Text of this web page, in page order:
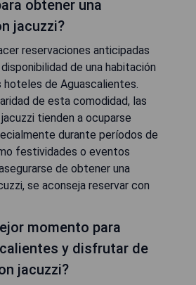
obtener una
jacuzzi?
reservaciones anticipadas
de una habitación
hoteles de Aguascalientes.
de esta comodidad, las
tienden a ocuparse
durante períodos de
festividades o eventos
de obtener una
se aconseja reservar con
momento para
y disfrutar de
jacuzzi?